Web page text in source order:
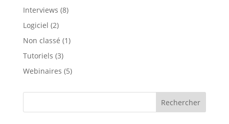
Interviews (8)
Logiciel (2)
Non classé (1)
Tutoriels (3)
Webinaires (5)
Rechercher